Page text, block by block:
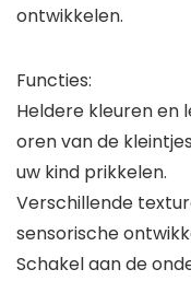
ontwikkelen.
Functies:
Heldere kleuren en
oren van de
uw kind prikkelen.
Verschillende
sensorische
Schakel aan de